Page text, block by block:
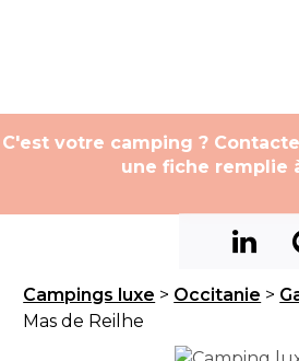
C'est votre camping ?
une fiche remplie
Campings luxe > Occitanie >
Mas de Reilhe